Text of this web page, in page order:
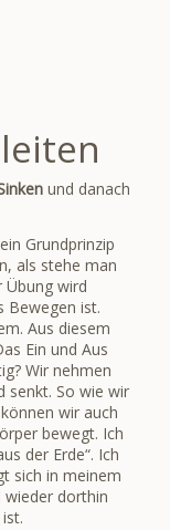
und danach
Grundprinzip
als stehe man
Übung wird
Bewegen ist.
Aus diesem
Ein und Aus
Wir nehmen
senkt. So wie wir
wir auch
bewegt. Ich
der Erde“. Ich
sich in meinem
wieder dorthin